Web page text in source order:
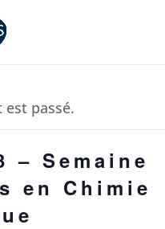
est passé.
– Semaine
en Chimie